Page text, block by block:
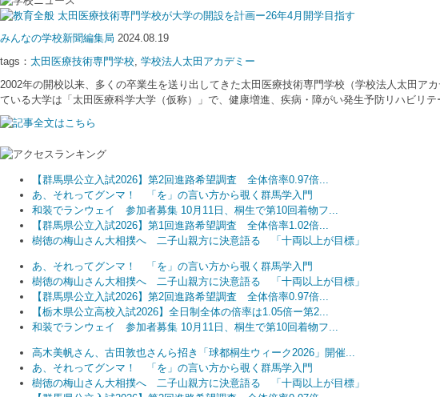
太田医療技術専門学校が大学の開設を計画ー26年4月開学目指す
みんなの学校新聞編集局 2024.08.19
tags： 太田医療技術専門学校, 学校法人太田アカデミー
2002年の開校以来、多くの卒業生を送り出してきた太田医療技術専門学校（学校法人太田
ている大学は「太田医療科学大学（仮称）」で、健康増進、疾病・障がい発生予防リハビリ
【群馬県公立入試2026】第2回進路希望調査 全体倍率0.97倍...
あ、それってグンマ！ 「を」の言い方から覗く群馬学入門
和装でランウェイ 参加者募集 10月11日、桐生で第10回着物フ...
【群馬県公立入試2026】第1回進路希望調査 全体倍率1.02倍...
樹徳の梅山さん大相撲へ 二子山親方に決意語る 「十両以上が目標」
あ、それってグンマ！ 「を」の言い方から覗く群馬学入門
樹徳の梅山さん大相撲へ 二子山親方に決意語る 「十両以上が目標」
【群馬県公立入試2026】第2回進路希望調査 全体倍率0.97倍...
【栃木県公立高校入試2026】全日制全体の倍率は1.05倍ー第2...
和装でランウェイ 参加者募集 10月11日、桐生で第10回着物フ...
高木美帆さん、古田敦也さんら招き「球都桐生ウィーク2026」開催...
あ、それってグンマ！ 「を」の言い方から覗く群馬学入門
樹徳の梅山さん大相撲へ 二子山親方に決意語る 「十両以上が目標」